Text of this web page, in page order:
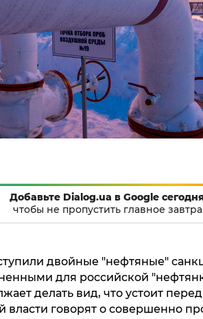
Добавьте Dialog.ua в Google
чтобы не пропустить главное
двойные "нефтяные"
для российской
делать вид, что устоит
власти говорят о совершенно